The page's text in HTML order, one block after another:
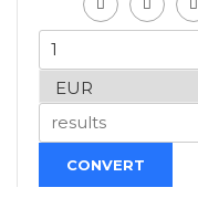
CONVERT